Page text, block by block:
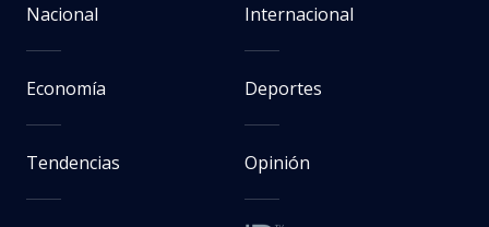
Nacional Internacional
Economía Deportes
Tendencias Opinión